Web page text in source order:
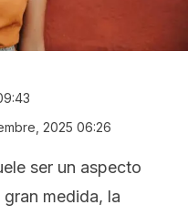
2025 06:26
ser un aspecto
medida, la